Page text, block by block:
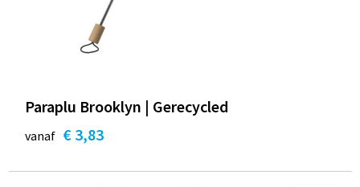
Paraplu Brooklyn | Gerecycled
vanaf € 3,83